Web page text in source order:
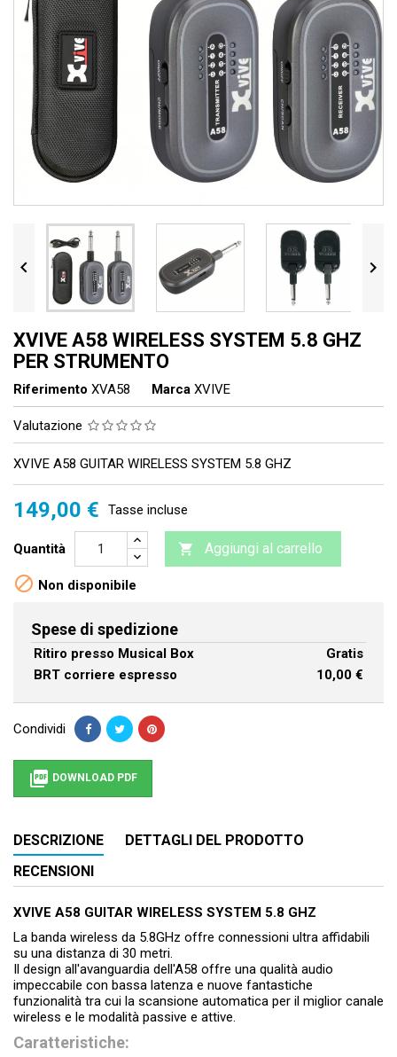
 
XVIVE A58 WIRELESS SYSTEM 5.8 GHZ
PER STRUMENTO
Riferimento XVA58 Marca XVIVE
Valutazione
XVIVE A58 GUITAR WIRELESS SYSTEM 5.8 GHZ
149,00 € Tasse incluse
Quantità  Aggiungi al carrello
 Non disponibile
Spese di spedizione
Ritiro presso Musical Box
Gratis
BRT corriere espresso
10,00 €
Condividi
 DOWNLOAD PDF
DESCRIZIONE
DETTAGLI DEL PRODOTTO
RECENSIONI
XVIVE A58 GUITAR WIRELESS SYSTEM 5.8 GHZ
La banda wireless da 5.8GHz offre connessioni ultra affidabili
su una distanza di 30 metri.
Il design all'avanguardia dell'A58 offre una qualità audio
impeccabile con bassa latenza e nuove fantastiche
funzionalità tra cui la scansione automatica per il miglior canale
wireless e le modalità passive e attive.
Caratteristiche: